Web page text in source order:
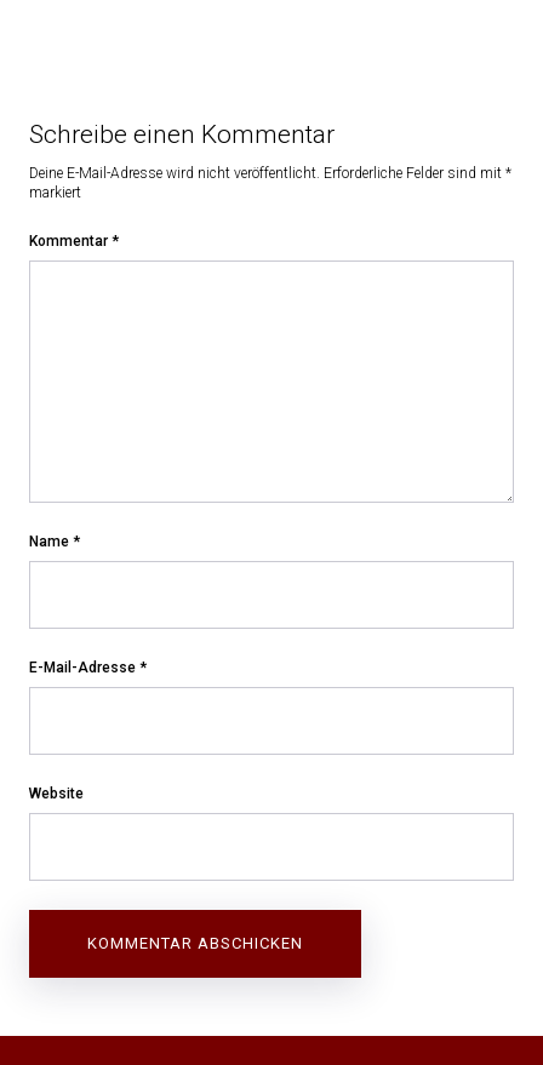
Schreibe einen Kommentar
Deine E-Mail-Adresse wird nicht veröffentlicht. Erforderliche Felder sind mit *
markiert
Kommentar *
Name *
E-Mail-Adresse *
Website